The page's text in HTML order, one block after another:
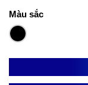
Màu sắc